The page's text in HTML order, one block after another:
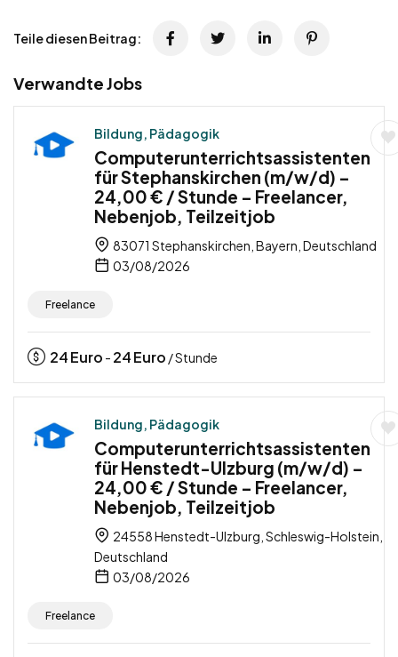
Teile diesen Beitrag:
Verwandte Jobs
Bildung, Pädagogik
Computerunterrichtsassistenten
für Stephanskirchen (m/w/d) –
24,00 € / Stunde – Freelancer,
Nebenjob, Teilzeitjob
83071 Stephanskirchen, Bayern, Deutschland
03/08/2026
Freelance
24Euro - 24Euro / Stunde
Bildung, Pädagogik
Computerunterrichtsassistenten
für Henstedt-Ulzburg (m/w/d) –
24,00 € / Stunde – Freelancer,
Nebenjob, Teilzeitjob
24558 Henstedt-Ulzburg, Schleswig-Holstein,
Deutschland
03/08/2026
Freelance